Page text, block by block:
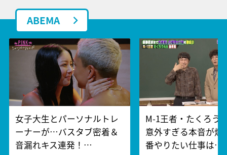
ABEMA
女子大生とパーソナルトレ
ーナーが…バスタブ密着＆
音漏れキス連発！…
M-1王者・たくろう
意外すぎる本音が爆
番やりたい仕事は…